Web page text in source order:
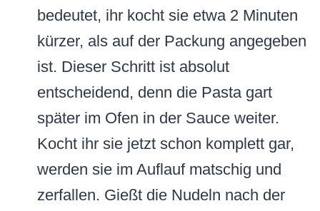
bedeutet, ihr kocht sie etwa 2 Minuten
kürzer, als auf der Packung angegeben
ist. Dieser Schritt ist absolut
entscheidend, denn die Pasta gart
später im Ofen in der Sauce weiter.
Kocht ihr sie jetzt schon komplett gar,
werden sie im Auflauf matschig und
zerfallen. Gießt die Nudeln nach der